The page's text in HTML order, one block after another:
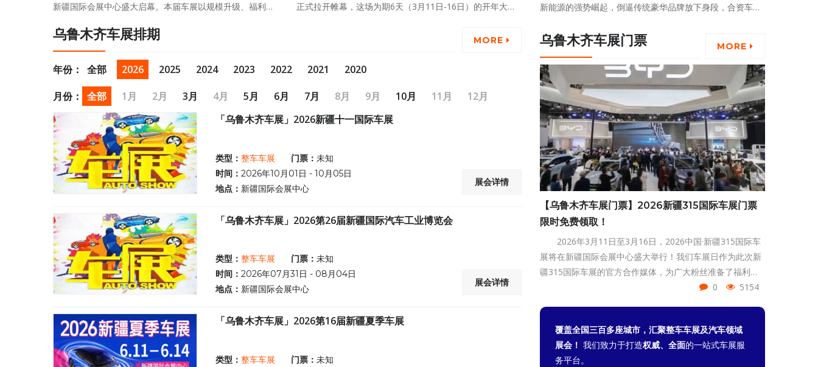
新疆国际会展中心盛大启幕。本届车展以规模升级、福利加
结近70个海内外主流汽车品牌，携厂家展具与专属优惠政策
重磅亮相，叠加2026年新疆汽车以旧换新补贴政策红利。
正式拉开帷幕，这场为期6天（3月11日-16日）的开年大型
格低、福利足为核心，汇聚全球千款车型、60款新车首发，
了集赏车、购车、玩乐于一体的汽车狂欢，更成为激活新疆
新能源的强势崛起，倒逼传统豪华品牌放下身段，合资车型
车展上更是被放大到极致——作为新疆全年最大、参展品牌
最全的B+级车展，3月11日-16日新疆国际会展中心，不仅
汇聚所有降价热门车型，厂家直供成交价更比全国降价行情
再降一截。
乌鲁木齐车展排期 MORE
年份： 全部 2026 2025 2024 2023 2022 2021
2020
月份：
全部 1月 2月 3月 4月 5月 6月 7月 8月 9月 10月 11月
12月
「乌鲁木齐车展」2026新疆十一国际车展
类型： 整车车展 门票： 未知
时间： 2026年10月01日 - 10月05日
地点： 新疆国际会展中心
展会详情
「乌鲁木齐车展」2026第26届新疆国际汽车工业博览会
类型： 整车车展 门票： 未知
时间： 2026年07月31日 - 08月04日
地点： 新疆国际会展中心
展会详情
「乌鲁木齐车展」2026第16届新疆夏季车展
类型： 整车车展 门票： 未知
乌鲁木齐车展门票 MORE
【乌鲁木齐车展门票】2026新疆315国际车展门票
限时免费领取！
2026年3月11日至3月16日，2026中国·新疆315国际车
展将在新疆国际会展中心盛大举行！我们车展日作为此次新
疆315国际车展的官方合作媒体，为广大粉丝准备了福利
——新疆车展门票限时免费领取！赶紧点击页面下方按钮领
0 5154
覆盖全国三百多座城市，汇聚整车车展及汽车领域
展会！ 我们致力于打造权威、全面的一站式车展服
务平台。